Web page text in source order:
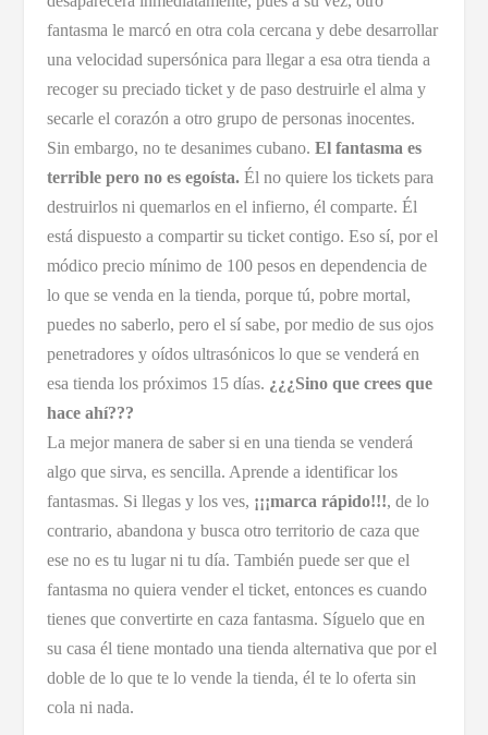
fantasma le marcó en otra cola cercana y debe desarrollar
una velocidad supersónica para llegar a esa otra tienda a
recoger su preciado ticket y de paso destruirle el alma y
secarle el corazón a otro grupo de personas inocentes.
Sin embargo, no te desanimes cubano. El fantasma es
terrible pero no es egoísta.Él no quiere los tickets para
destruirlos ni quemarlos en el infierno, él comparte. Él
está dispuesto a compartir su ticket contigo. Eso sí, por el
módico precio mínimo de 100 pesos en dependencia de
lo que se venda en la tienda, porque tú, pobre mortal,
puedes no saberlo, pero el sí sabe, por medio de sus ojos
penetradores y oídos ultrasónicos lo que se venderá en
esa tienda los próximos 15 días. ¿¿¿Sino que crees que
hace ahí???
La mejor manera de saber si en una tienda se venderá
algo que sirva, es sencilla. Aprende a identificar los
fantasmas. Si llegas y los ves, ¡¡¡marca rápido!!!, de lo
contrario, abandona y busca otro territorio de caza que
ese no es tu lugar ni tu día. También puede ser que el
fantasma no quiera vender el ticket, entonces es cuando
tienes que convertirte en caza fantasma. Síguelo que en
su casa él tiene montado una tienda alternativa que por el
doble de lo que te lo vende la tienda, él te lo oferta sin
cola ni nada.